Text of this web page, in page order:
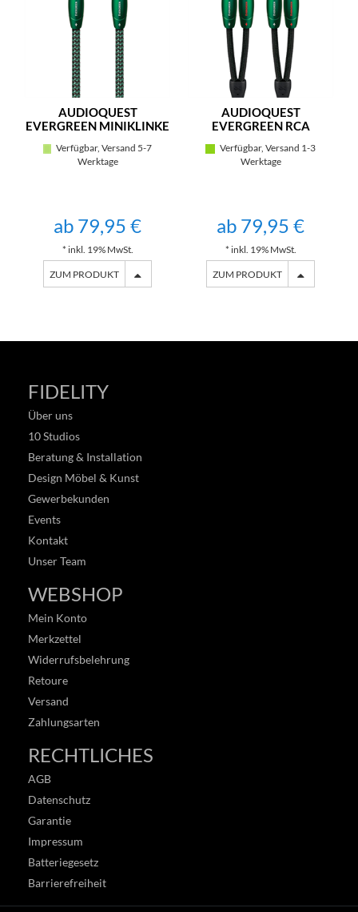
AUDIOQUEST
EVERGREEN MINIKLINKE
Verfügbar, Versand 5-7
Werktage
ab 79,95 €
* inkl. 19% MwSt.
ZUM PRODUKT
AUDIOQUEST
EVERGREEN RCA
Verfügbar, Versand 1-3
Werktage
ab 79,95 €
* inkl. 19% MwSt.
ZUM PRODUKT
FIDELITY
Über uns
10 Studios
Beratung & Installation
Design Möbel & Kunst
Gewerbekunden
Events
Kontakt
Unser Team
WEBSHOP
Mein Konto
Merkzettel
Widerrufsbelehrung
Retoure
Versand
Zahlungsarten
RECHTLICHES
AGB
Datenschutz
Garantie
Impressum
Batteriegesetz
Barrierefreiheit